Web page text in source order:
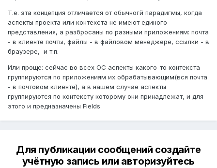
Т.е. эта концепция отличается от обычногй парадигмы, когда
аспекты проекта или контекста не имеют единого
представления, а разбросаны по разными приложениям: почта
- в клиенте почты, файлы - в файловом менеджере, ссылки - в
браузере, и т.п.
Или проще: сейчас во всех ОС аспекты какого-то контекста
группируются по приложениям их обрабатывающим(вся почта
- в почтовом клиенте), а в нашем случае аспекты
группируются по контексту которому они принадлежат, и для
этого и предназначены Fields
Для публикации сообщений создайте
учётную запись или авторизуйтесь